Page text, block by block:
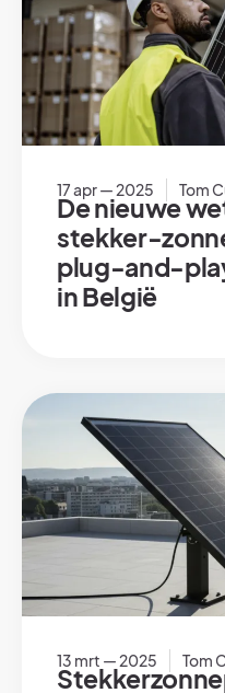
17 apr — 2025 Tom
De nieuwe
stekker-
plug-and-
in België
13 mrt — 2025 Tom